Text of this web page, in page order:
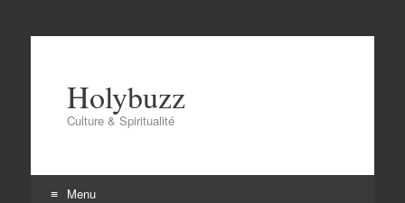
Holybuzz
Culture & Spiritualité
Menu